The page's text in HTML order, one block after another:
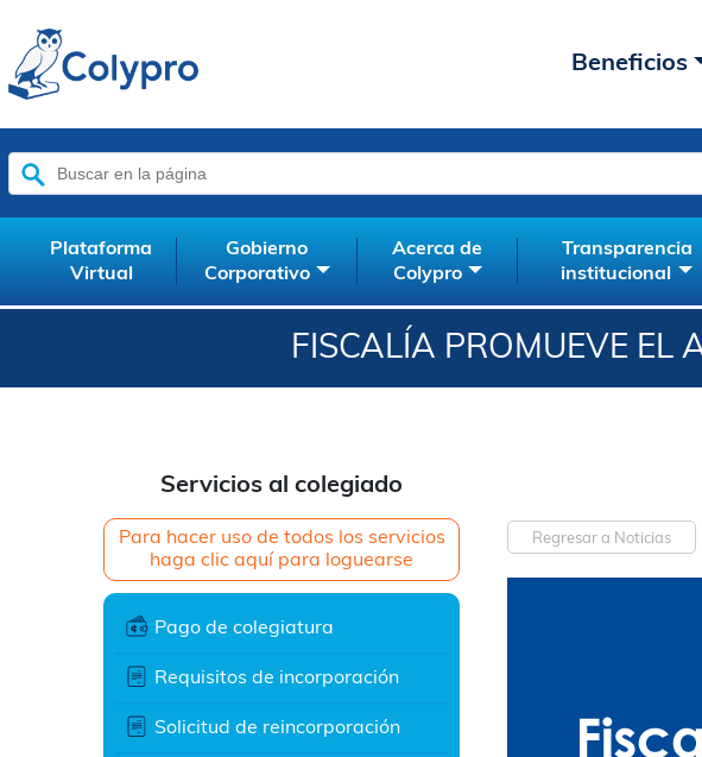
Beneficios
Buscar:
Plataforma
Virtual
Gobierno
Corporativo
Acerca de
Colypro
Transparencia
institucional
FISCALÍA PROMUEVE EL
Servicios al colegiado
Para hacer uso de todos los servicios
haga clic aquí para loguearse
Pago de colegiatura
Requisitos de incorporación
Solicitud de reincorporación
Regresar a Noticias